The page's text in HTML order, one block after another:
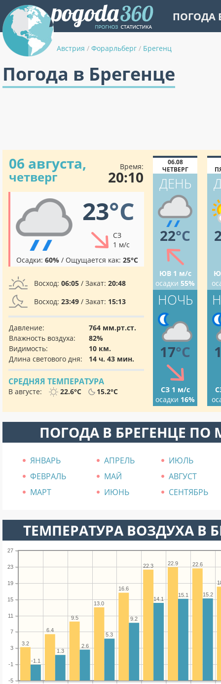
ПОГОДА
Австрия / Форарльберг / Брегенц
Погода в Брегенце
06 августа,
четверг
Время:
20:10
23°C
СЗ
1 м/с
Осадки: 60% / Ощущается как: 25°C
Восход: 06:05 / Закат: 20:48
Восход: 23:49 / Закат: 15:13
Давление:
764 мм.рт.ст.
Влажность воздуха:
82%
Видимость:
10 км.
Длина светового дня:
14 ч. 43 мин.
СРЕДНЯЯ ТЕМПЕРАТУРА
В августе: 22.6°C 15.2°C
06.08
ЧЕТВЕРГ
ДЕНЬ
22°C
ЮВ 1 м/с
осадки 55%
НОЧЬ
17°C
СЗ 1 м/с
осадки 16%
ПОГОДА В БРЕГЕНЦЕ ПО
ЯНВАРЬ АПРЕЛЬ
ИЮЛЬ
ФЕВРАЛЬ
МАЙ
АВГУСТ
МАРТ
ИЮНЬ СЕНТЯБРЬ
ТЕМПЕРАТУРА ВОЗДУХА В
-5
-1
3
7
11
15
19
23
27
22.6
22.9
22.3
16.6
13.0
9.5
6.4
3.2
15.2
15.1
14.1
9.2
5.3
2.6
1.3
-1.1